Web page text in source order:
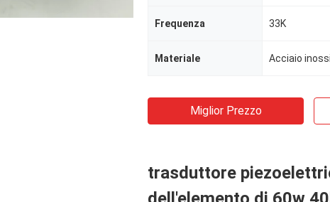
Frequenza 33K
Materiale Acciaio
Miglior Prezzo
trasduttore